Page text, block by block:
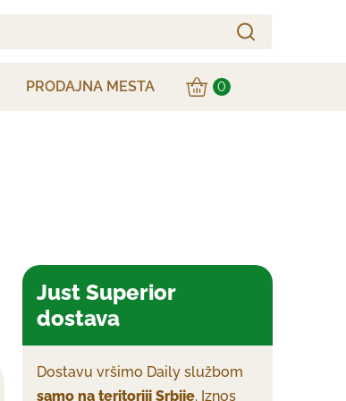
PRODAJNA MESTA 0
Just Superior
dostava
Dostavu vršimo Daily službom
samo na teritoriji Srbije. Iznos